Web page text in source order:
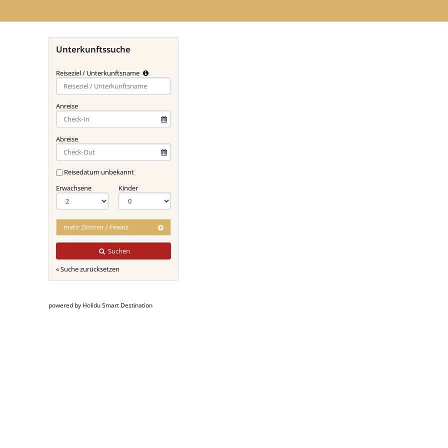
Unterkunftssuche
Reiseziel / Unterkunftsname
Anreise
Abreise
Reisedatum unbekannt
Erwachsene
Kinder
mehr Zimmer / Fewos
Suchen
« Suche zurücksetzen
powered by Holidu Smart Destination